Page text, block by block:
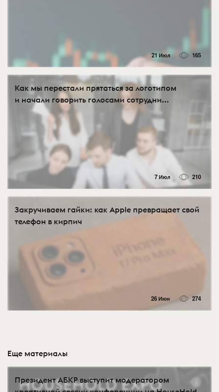
21 Июл 165
Как мы перестали прятаться за логотипом
и начали говорить голосами сотрудни...
7 Июл 210
Закручиваем гайки: как Apple превращает свой
телефон в кирпич
26 Июн 274
Еще материалы
Президент АБКР выступит модератором